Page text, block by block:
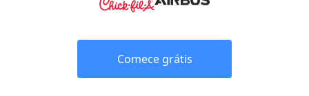
Comece grátis